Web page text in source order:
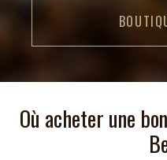
Où acheter une